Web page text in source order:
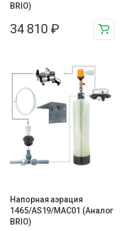
BRIO)
34 810 ₽
Напорная аэрация
1465/AS19/MAC01 (Аналог
BRIO)